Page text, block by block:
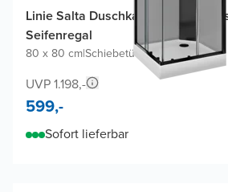
Linie Salta Duschkabine mit
Seifenregal
80 x 80 cm|Schiebetür|Profil Schwarz
UVP 1.198,-
599,-
Sofort lieferbar